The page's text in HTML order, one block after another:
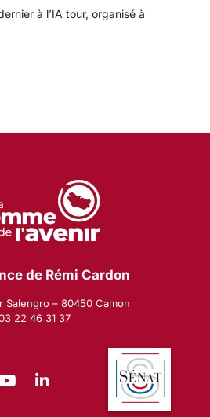
à l’IA tour, organisé à
de Rémi Cardon
Salengro – 80450 Camon
22 46 31 37